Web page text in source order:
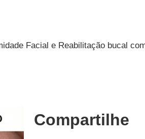
Facial e Reabilitação bucal
Compartilhe